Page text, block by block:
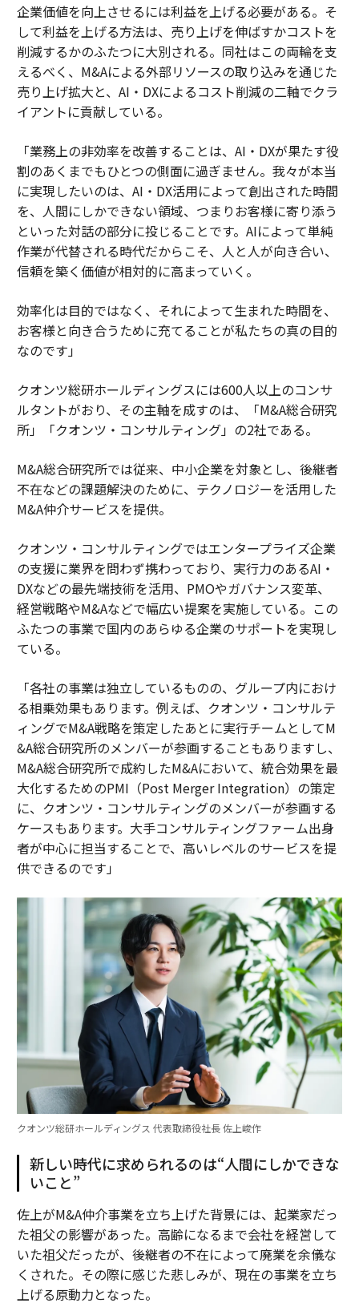
企業価値を向上させるには利益を上げる必要がある。そ
して利益を上げる方法は、売り上げを伸ばすかコストを
削減するかのふたつに大別される。同社はこの両輪を支
えるべく、M&Aによる外部リソースの取り込みを通じた
売り上げ拡大と、AI・DXによるコスト削減の二軸でクラ
イアントに貢献している。
「業務上の非効率を改善することは、AI・DXが果たす役
割のあくまでもひとつの側面に過ぎません。我々が本当
に実現したいのは、AI・DX活用によって創出された時間
を、人間にしかできない領域、つまりお客様に寄り添う
といった対話の部分に投じることです。AIによって単純
作業が代替される時代だからこそ、人と人が向き合い、
信頼を築く価値が相対的に高まっていく。
効率化は目的ではなく、それによって生まれた時間を、
お客様と向き合うために充てることが私たちの真の目的
なのです」
クオンツ総研ホールディングスには600人以上のコンサ
ルタントがおり、その主軸を成すのは、「M&A総合研究
所」「クオンツ・コンサルティング」の2社である。
M&A総合研究所では従来、中小企業を対象とし、後継者
不在などの課題解決のために、テクノロジーを活用した
M&A仲介サービスを提供。
クオンツ・コンサルティングではエンタープライズ企業
の支援に業界を問わず携わっており、実行力のあるAI・
DXなどの最先端技術を活用、PMOやガバナンス変革、
経営戦略やM&Aなどで幅広い提案を実施している。この
ふたつの事業で国内のあらゆる企業のサポートを実現し
ている。
「各社の事業は独立しているものの、グループ内におけ
る相乗効果もあります。例えば、クオンツ・コンサルテ
ィングでM&A戦略を策定したあとに実行チームとしてM
&A総合研究所のメンバーが参画することもありますし、
M&A総合研究所で成約したM&Aにおいて、統合効果を最
大化するためのPMI（Post Merger Integration）の策定
に、クオンツ・コンサルティングのメンバーが参画する
ケースもあります。大手コンサルティングファーム出身
者が中心に担当することで、高いレベルのサービスを提
供できるのです」
クオンツ総研ホールディングス 代表取締役社長 佐上峻作
新しい時代に求められるのは“人間にしかできな
いこと”
佐上がM&A仲介事業を立ち上げた背景には、起業家だっ
た祖父の影響があった。高齢になるまで会社を経営して
いた祖父だったが、後継者の不在によって廃業を余儀な
くされた。その際に感じた悲しみが、現在の事業を立ち
上げる原動力となった。